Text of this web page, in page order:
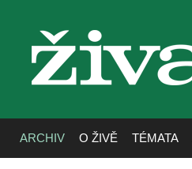
živa
ARCHIV O ŽIVĚ TÉMATA